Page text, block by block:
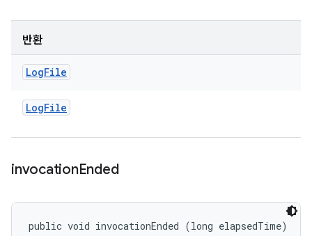
반환
LogFile
LogFile
invocationEnded
public void invocationEnded (long elapsedTime)